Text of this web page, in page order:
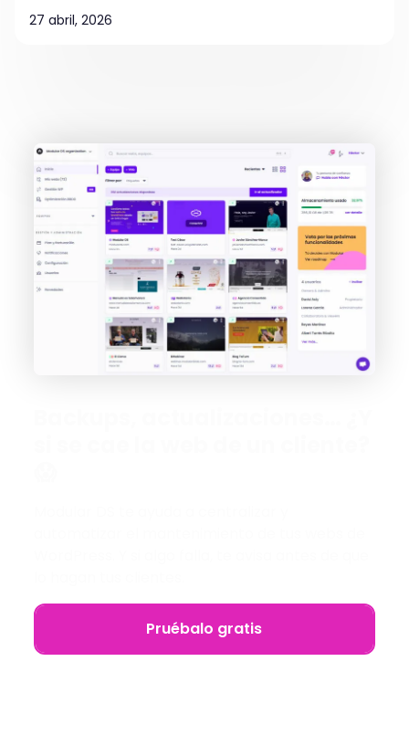
27 abril, 2026
Pruébalo gratis